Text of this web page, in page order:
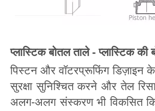
प्लास्टिक बोतल ताले - प्लास्टिक
पिस्टन और वॉटरप्रूफिंग डिज़ाइन
सुरक्षा सुनिश्चित करने और तेल
अलग-अलग संस्करण भी विकसित